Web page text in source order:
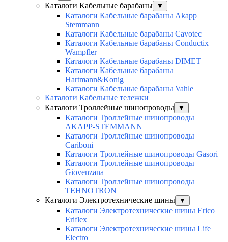
Каталоги Кабельные барабаны ▼
Каталоги Кабельные барабаны Akapp
Stemmann
Каталоги Кабельные барабаны Cavotec
Каталоги Кабельные барабаны Conductix
Wampfler
Каталоги Кабельные барабаны DIMET
Каталоги Кабельные барабаны
Hartmann&Konig
Каталоги Кабельные барабаны Vahle
Каталоги Кабельные тележки
Каталоги Троллейные шинопроводы
▼
Каталоги Троллейные шинопроводы
AKAPP-STEMMANN
Каталоги Троллейные шинопроводы
Cariboni
Каталоги Троллейные шинопроводы Gasori
Каталоги Троллейные шинопроводы
Giovenzana
Каталоги Троллейные шинопроводы
TEHNOTRON
Каталоги Электротехнические шины
▼
Каталоги Электротехнические шины Erico
Eriflex
Каталоги Электротехнические шины Life
Electro